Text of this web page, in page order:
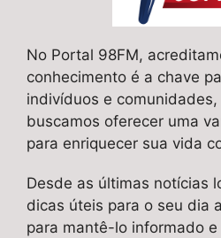
No Portal 98FM,
conhecimento é a chave
indivíduos e
buscamos oferecer uma
para enriquecer sua vida
Desde as últimas notícias
dicas úteis para o seu dia
para mantê-lo informado e